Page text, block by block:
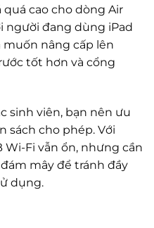
cao cho dòng Air
người đang dùng iPad
muốn nâng cấp lên
tốt hơn và cổng
sinh viên, bạn nên ưu
sách cho phép. Với
Fi vẫn ổn, nhưng cần
mây để tránh đầy
dụng.